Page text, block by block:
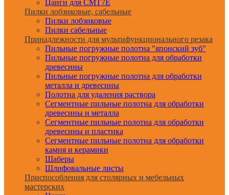
Цанги для CMT7E
Пилки лобзиковые, сабельные
Пилки лобзиковые
Пилки сабельные
Принадлежности для мультифункционального резака
Пильные погружные полотна "японский зуб"
Пильные погружные полотна для обработки
древесины
Пильные погружные полотна для обработки
металла и древесины
Полотна для удаления раствора
Сегментные пильные полотна для обработки
древесины и металла
Сегментные пильные полотна для обработки
древесины и пластика
Сегментные пильные полотна для обработки
камня и керамики
Шаберы
Шлифовальные листы
Приспособления для столярных и мебельных
мастерских